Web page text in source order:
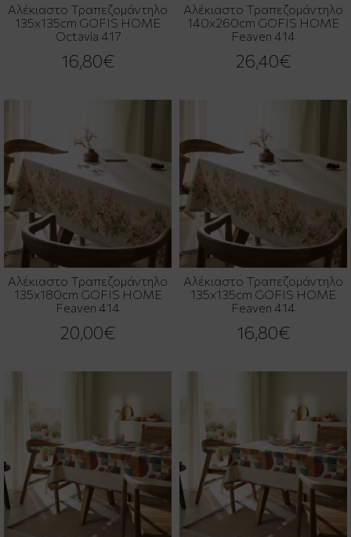
Αλέκιαστο Τραπεζομάντηλο
135x135cm GOFIS HOME
Octavia 417
16,80€
Αλέκιαστο Τραπεζομάντηλο
140x260cm GOFIS HOME
Feaven 414
26,40€
Αλέκιαστο Τραπεζομάντηλο
135x180cm GOFIS HOME
Feaven 414
20,00€
Αλέκιαστο Τραπεζομάντηλο
135x135cm GOFIS HOME
Feaven 414
16,80€